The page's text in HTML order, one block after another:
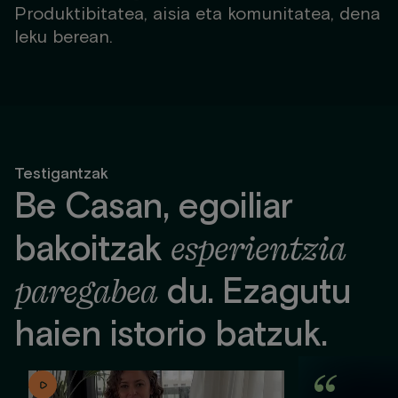
Produktibitatea, aisia eta komunitatea, dena
leku berean.
Testigantzak
Be Casan, egoiliar
bakoitzak esperientzia
paregabeadu. Ezagutu
haien istorio batzuk.